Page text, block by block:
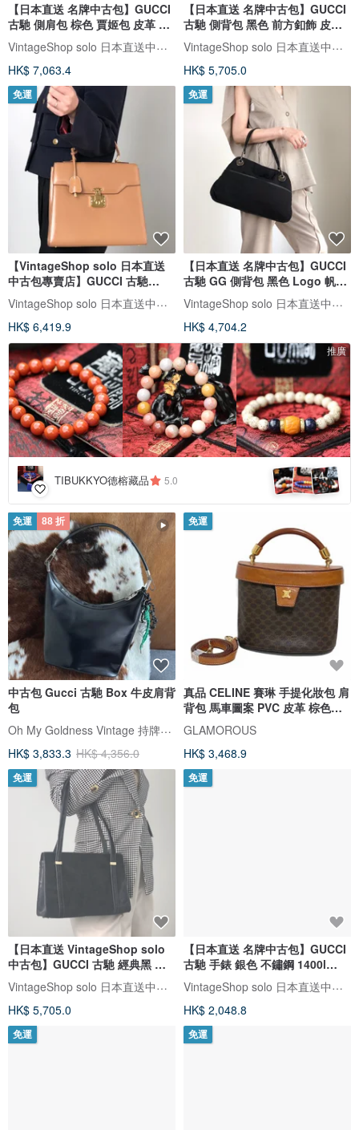
【日本直送 名牌中古包】GUCCI
古馳 側肩包 棕色 賈姬包 皮革 單
肩包 vintage
VintageShop solo 日本直送中古包專賣店
HK$ 7,063.4
【日本直送 名牌中古包】GUCCI
古馳 側背包 黑色 前方釦飾 皮革
vintage 古董 經典 zbczdz
VintageShop solo 日本直送中古包專賣店
HK$ 5,705.0
免運
【VintageShop solo 日本直送
中古包專賣店】GUCCI 古馳
Lady Lock 手提包 棕色 皮革
000/256/0192 vintage
VintageShop solo 日本直送中古包專賣店
HK$ 6,419.9
免運
【日本直送 名牌中古包】GUCCI
古馳 GG 側背包 黑色 Logo 帆布
單肩包 vintage 復古 nwnyi4 VintageShop solo 日本直送中古包專賣店
HK$ 4,704.2
推廣
TIBUKKYO德榕藏品 5.0 +4
免運 88 折
中古包 Gucci 古馳 Box 牛皮肩背
包
Oh My Goldness Vintage 持牌鑑定師的中古選物店
HK$ 3,833.3 HK$ 4,356.0
免運
真品 CELINE 賽琳 手提化妝包 肩
背包 馬車圖案 PVC 皮革 棕色
MC96 日本直送
GLAMOROUS
HK$ 3,468.9
免運
【日本直送 VintageShop solo
中古包】GUCCI 古馳 經典黑 麂
皮 壓扣 托特包 vintage 古著
mzwmr5
VintageShop solo 日本直送中古包專賣店
HK$ 5,705.0
免運
【日本直送 名牌中古包】GUCCI
古馳 手錶 銀色 不鏽鋼 1400l
vintage 古董 復古 2ky8ci
VintageShop solo 日本直送中古包專賣店
HK$ 2,048.8
免運 免運